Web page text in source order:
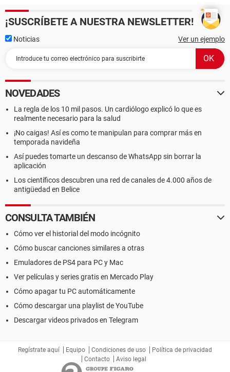
¡SUSCRÍBETE A NUESTRA NEWSLETTER!
Noticias Ver un ejemplo
NOVEDADES
La regla de los 10 mil pasos. Un cardiólogo explicó lo que es
realmente necesario para la salud
¡No caigas! Así es como te manipulan para comprar más en
temporada navideña
Así puedes tomarte un descanso de WhatsApp sin borrar la
aplicación
Los científicos descubren una red de canales de 4.000 años de
antigüedad en Belice
CONSULTA TAMBIÉN
Cómo ver el historial del modo incógnito
Cómo buscar canciones similares a otras
Emuladores de PS4 para PC y Mac
Ver películas y series gratis en Mercado Play
Cómo apagar tu PC automáticamente
Cómo descargar una playlist de YouTube
Descargar videos privados en Telegram
Regístrate aquí Equipo Condiciones de uso
Política de privacidad
Contacto
Aviso legal